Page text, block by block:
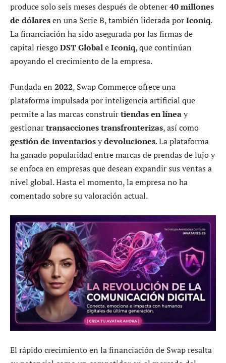
produce solo seis meses después de obtener40 millones
de dólaresen una Serie B, también liderada porIconiq.
La financiación ha sido asegurada por las firmas de
capital riesgoDST GlobaleIconiq, que continúan
apoyando el crecimiento de la empresa.
Fundada en 2022, Swap Commerce ofrece una
plataforma impulsada por inteligencia artificial que
permite a las marcas construirtiendas en líneay
gestionartransacciones transfronterizas, así como
gestión de inventariosydevoluciones. La plataforma
ha ganado popularidad entre marcas de prendas de lujo y
se enfoca en empresas que desean expandir sus ventas a
nivel global. Hasta el momento, la empresa no ha
comentado sobre su valoración actual.
El rápido crecimiento en la financiación de Swap resalta